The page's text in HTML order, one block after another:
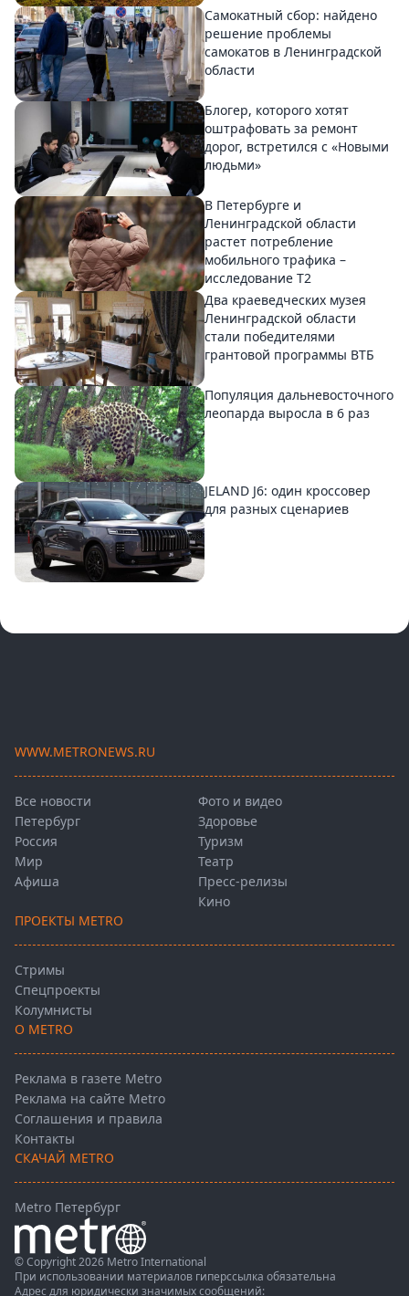
Самокатный сбор: найдено
решение проблемы
самокатов в Ленинградской
области
Блогер, которого хотят
оштрафовать за ремонт
дорог, встретился с «Новыми
людьми»
В Петербурге и
Ленинградской области
растет потребление
мобильного трафика –
исследование T2
Два краеведческих музея
Ленинградской области
стали победителями
грантовой программы ВТБ
Популяция дальневосточного
леопарда выросла в 6 раз
JELAND J6: один кроссовер
для разных сценариев
WWW.METRONEWS.RU
Все новости
Петербург
Россия
Мир
Афиша
Фото и видео
Здоровье
Туризм
Театр
Пресс-релизы
Кино
ПРОЕКТЫ METRO
Стримы
Спецпроекты
Колумнисты
О METRO
Реклама в газете Metro
Реклама на сайте Metro
Соглашения и правила
Контакты
СКАЧАЙ METRO
Metro Петербург
© Copyright 2026 Metro International
При использовании материалов гиперссылка обязательна
Адрес для юридически значимых сообщений: